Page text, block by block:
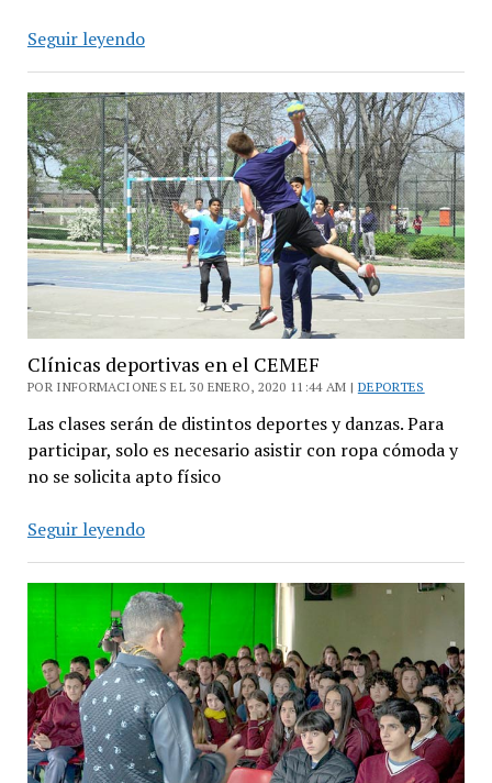
Seguir leyendoUna
enseña
hockey
para
los
chicos
de
San
Isidro
Clínicas deportivas en el CEMEF
POR INFORMACIONES EL 30 ENERO, 2020 11:44 AM | DEPORTES
Las clases serán de distintos deportes y danzas. Para
participar, solo es necesario asistir con ropa cómoda y
no se solicita apto físico
Seguir leyendoClínicas
en
el
CEMEF